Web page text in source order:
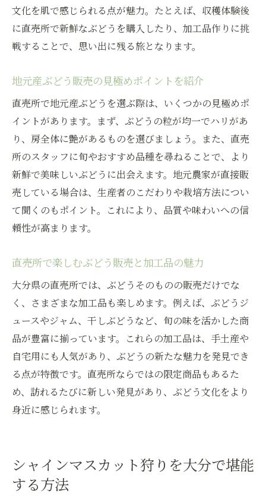
文化を肌で感じられる点が魅力。たとえば、収穫体験後
に直売所で新鮮なぶどうを購入したり、加工品作りに挑
戦することで、思い出に残る旅となります。
地元産ぶどう販売の見極めポイントを紹介
直売所で地元産ぶどうを選ぶ際は、いくつかの見極めポ
イントがあります。まず、ぶどうの粒が均一でハリがあ
り、房全体に艶があるものを選びましょう。また、直売
所のスタッフに旬やおすすめ品種を尋ねることで、より
新鮮で美味しいぶどうに出会えます。地元農家が直接販
売している場合は、生産者のこだわりや栽培方法につい
て聞くのもポイント。これにより、品質や味わいへの信
頼性が高まります。
直売所で楽しむぶどう販売と加工品の魅力
大分県の直売所では、ぶどうそのものの販売だけでな
く、さまざまな加工品も楽しめます。例えば、ぶどうジ
ュースやジャム、干しぶどうなど、旬の味を活かした商
品が豊富に揃っています。これらの加工品は、手土産や
自宅用にも人気があり、ぶどうの新たな魅力を発見でき
る点が特徴です。直売所ならではの限定商品もあるた
め、訪れるたびに新しい発見があり、ぶどう文化をより
身近に感じられます。
シャインマスカット狩りを大分で堪能
する方法